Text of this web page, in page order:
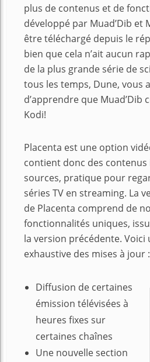
plus de contenus et de
développé par Muad’Dib et
être téléchargé depuis le
bien que cela n’ait aucun
de la plus grande série de
tous les temps, Dune, vous
d’apprendre que Muad’Dib
Kodi!
Placenta est une option
contient donc des
sources, pratique pour
séries TV en streaming. La
de Placenta comprend de
fonctionnalités uniques,
la version précédente. Voici
exhaustive des mises à jour :
Diffusion de certaines
émission télévisées à
heures fixes sur
certaines chaînes
Une nouvelle section